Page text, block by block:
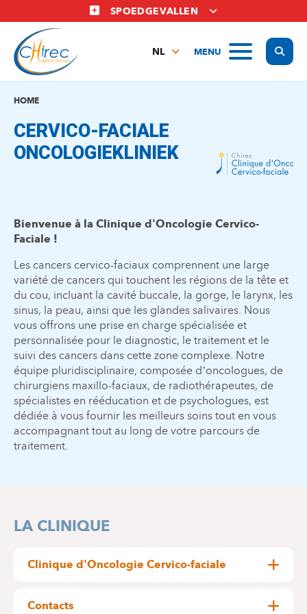
en
naar
inhoud
gaan
SPOEDGEVALLEN
MENU
NL
HOME
CERVICO-FACIALE
ONCOLOGIEKLINIEK
Bienvenue à la Clinique d'Oncologie Cervico-
Faciale !
Les cancers cervico-faciaux comprennent une large
variété de cancers qui touchent les régions de la tête et
du cou, incluant la cavité buccale, la gorge, le larynx, les
sinus, la peau, ainsi que les glandes salivaires. Nous
vous offrons une prise en charge spécialisée et
personnalisée pour le diagnostic, le traitement et le
suivi des cancers dans cette zone complexe. Notre
équipe pluridisciplinaire, composée d’oncologues, de
chirurgiens maxillo-faciaux, de radiothérapeutes, de
spécialistes en rééducation et de psychologues, est
dédiée à vous fournir les meilleurs soins tout en vous
accompagnant tout au long de votre parcours de
traitement.
LA CLINIQUE
Clinique d'Oncologie Cervico-faciale
Contacts